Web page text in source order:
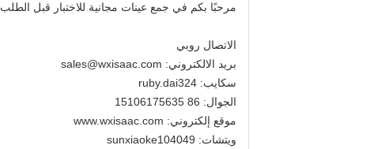
مرحبًا بكم في جمع عينات مجانية للاختبار قبل الطلب.
الاتصال روبي
بريد الالكتروني: sales@wxisaac.com
سكايب: ruby.dai324
الجوال: 86 15106175635
موقع إلكتروني: www.wxisaac.com
ويتشات: sunxiaoke104049